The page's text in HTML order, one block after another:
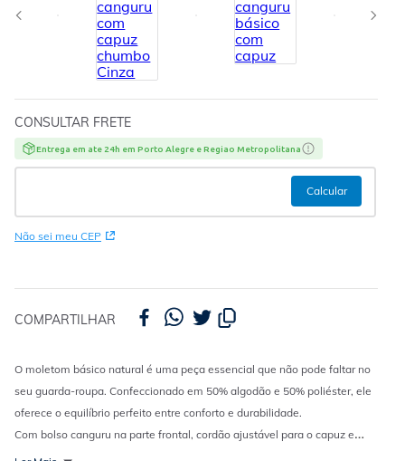
CONSULTAR FRETE
Entrega em ate 24h em Porto Alegre e Regiao Metropolitana
Não sei meu CEP
COMPARTILHAR
O moletom básico natural é uma peça essencial que não pode faltar no
seu guarda-roupa. Confeccionado em 50% algodão e 50% poliéster, ele
oferece o equilíbrio perfeito entre conforto e durabilidade.
Com bolso canguru na parte frontal, cordão ajustável para o capuz e
acabamento canelado no punho e barra, esse moletom garante um